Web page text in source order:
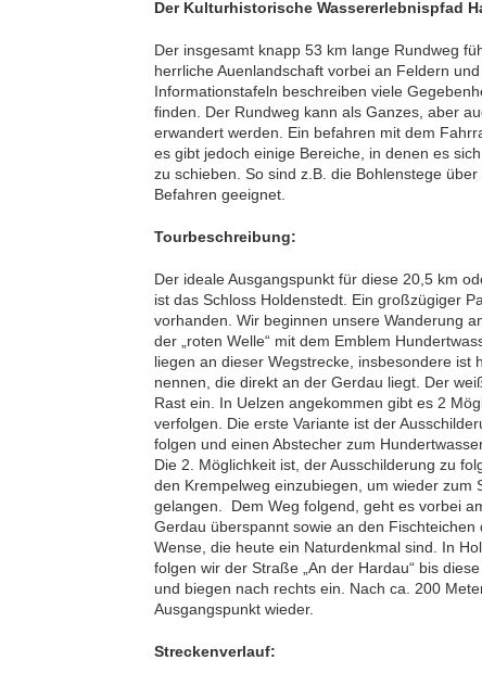
Der Kulturhistorische Wassererlebnispfad
Der insgesamt knapp 53 km lange Rundweg
herrliche Auenlandschaft vorbei an Feldern
Informationstafeln beschreiben viele
finden. Der Rundweg kann als Ganzes, aber
erwandert werden. Ein befahren mit dem
es gibt jedoch einige Bereiche, in denen es
zu schieben. So sind z.B. die Bohlenstege
Befahren geeignet.
Tourbeschreibung:
Der ideale Ausgangspunkt für diese 20,5 km
ist das Schloss Holdenstedt. Ein großzügiger
vorhanden. Wir beginnen unsere Wanderung
der „roten Welle“ mit dem Emblem
liegen an dieser Wegstrecke, insbesondere ist
nennen, die direkt an der Gerdau liegt. Der
Rast ein. In Uelzen angekommen gibt es 2
verfolgen. Die erste Variante ist der
folgen und einen Abstecher zum
Die 2. Möglichkeit ist, der Ausschilderung zu
den Krempelweg einzubiegen, um wieder zum
gelangen. Dem Weg folgend, geht es vorbei
Gerdau überspannt sowie an den
Wense, die heute ein Naturdenkmal sind. In
folgen wir der Straße „An der Hardau“ bis
und biegen nach rechts ein. Nach ca. 200
Ausgangspunkt wieder.
Streckenverlauf: